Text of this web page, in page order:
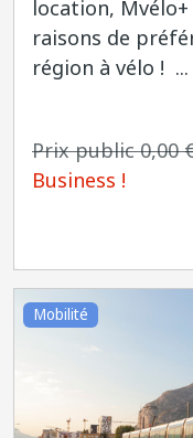
location,
raisons de
région à vélo ! ...
Prix public 0,00
Business !
Mobilité